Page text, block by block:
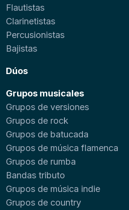
Flautistas
Clarinetistas
Percusionistas
Bajistas
Dúos
Grupos musicales
Grupos de versiones
Grupos de rock
Grupos de batucada
Grupos de música flamenca
Grupos de rumba
Bandas tributo
Grupos de música indie
Grupos de country